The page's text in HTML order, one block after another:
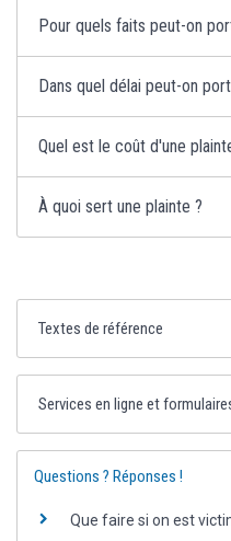
Pour quels faits peut-on
Dans quel délai peut-on
Quel est le coût d'une
À quoi sert une plainte ?
Textes de référence
Services en ligne et
Questions ? Réponses !
Que faire si on est